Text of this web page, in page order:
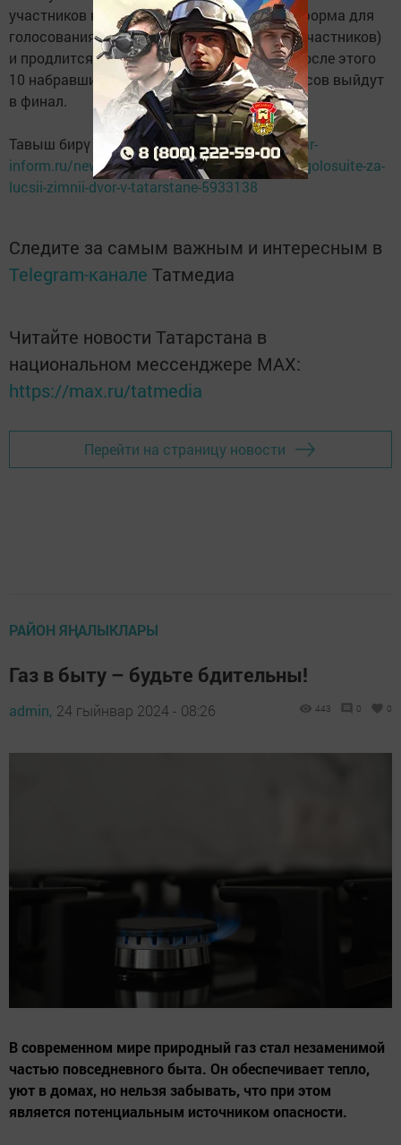
участников конкурса «А у нас во дворе...» (форма для
голосования в конце описания работ всех участников)
и продлится до 26 января включительно. После этого
10 набравших наибольшее количество голосов выйдут
в финал.
Тавыш бирү өчен сылтама:https://www.tatar-
inform.ru/news/drakony-zaicy-i-sneznye-tanki-golosuite-za-
lucsii-zimnii-dvor-v-tatarstane-5933138
Следите за самым важным и интересным в
Telegram-канале Татмедиа
Читайте новости Татарстана в
национальном мессенджере MАХ:
https://max.ru/tatmedia
Перейти на страницу новости
РАЙОН ЯҢАЛЫКЛАРЫ
Газ в быту – будьте бдительны!
admin, 24 гыйнвар 2024 - 08:26 443 0 0
В современном мире природный газ стал незаменимой
частью повседневного быта. Он обеспечивает тепло,
уют в домах, но нельзя забывать, что при этом
является потенциальным источником опасности.